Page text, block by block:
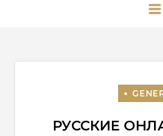
РУССКИЕ